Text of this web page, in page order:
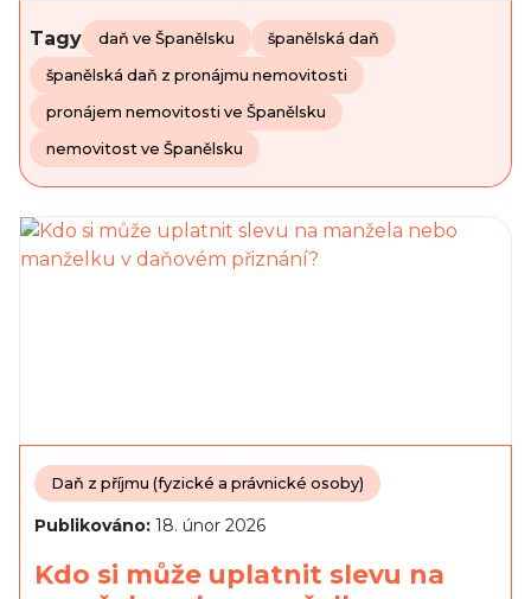
Tagy daň ve Španělsku španělská daň
španělská daň z pronájmu nemovitosti
pronájem nemovitosti ve Španělsku
nemovitost ve Španělsku
Daň z příjmu (fyzické a právnické osoby)
Publikováno: 18. únor 2026
Kdo si může uplatnit slevu na